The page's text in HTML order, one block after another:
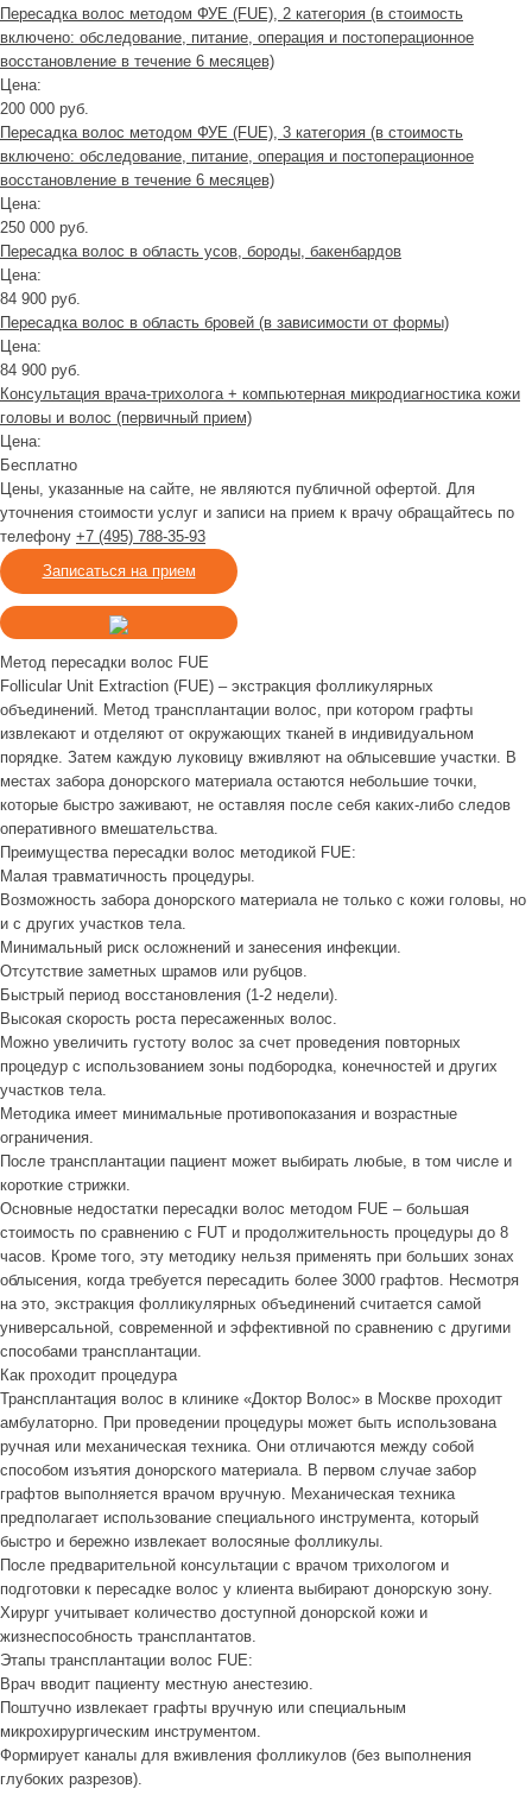
Пересадка волос методом ФУЕ (FUE), 2 категория (в стоимость
включено: обследование, питание, операция и постоперационное
восстановление в течение 6 месяцев)
Цена:
200 000 руб.
Пересадка волос методом ФУЕ (FUE), 3 категория (в стоимость
включено: обследование, питание, операция и постоперационное
восстановление в течение 6 месяцев)
Цена:
250 000 руб.
Пересадка волос в область усов, бороды, бакенбардов
Цена:
84 900 руб.
Пересадка волос в область бровей (в зависимости от формы)
Цена:
84 900 руб.
Консультация врача-трихолога + компьютерная микродиагностика кожи
головы и волос (первичный прием)
Цена:
Бесплатно
Цены, указанные на сайте, не являются публичной офертой. Для
уточнения стоимости услуг и записи на прием к врачу обращайтесь по
телефону +7 (495) 788-35-93
Записаться на прием
Метод пересадки волос FUE
Follicular Unit Extraction (FUE) – экстракция фолликулярных
объединений. Метод трансплантации волос, при котором графты
извлекают и отделяют от окружающих тканей в индивидуальном
порядке. Затем каждую луковицу вживляют на облысевшие участки. В
местах забора донорского материала остаются небольшие точки,
которые быстро заживают, не оставляя после себя каких-либо следов
оперативного вмешательства.
Преимущества пересадки волос методикой FUE:
Малая травматичность процедуры.
Возможность забора донорского материала не только с кожи головы, но
и с других участков тела.
Минимальный риск осложнений и занесения инфекции.
Отсутствие заметных шрамов или рубцов.
Быстрый период восстановления (1-2 недели).
Высокая скорость роста пересаженных волос.
Можно увеличить густоту волос за счет проведения повторных
процедур с использованием зоны подбородка, конечностей и других
участков тела.
Методика имеет минимальные противопоказания и возрастные
ограничения.
После трансплантации пациент может выбирать любые, в том числе и
короткие стрижки.
Основные недостатки пересадки волос методом FUE – большая
стоимость по сравнению с FUT и продолжительность процедуры до 8
часов. Кроме того, эту методику нельзя применять при больших зонах
облысения, когда требуется пересадить более 3000 графтов. Несмотря
на это, экстракция фолликулярных объединений считается самой
универсальной, современной и эффективной по сравнению с другими
способами трансплантации.
Как проходит процедура
Трансплантация волос в клинике «Доктор Волос» в Москве проходит
амбулаторно. При проведении процедуры может быть использована
ручная или механическая техника. Они отличаются между собой
способом изъятия донорского материала. В первом случае забор
графтов выполняется врачом вручную. Механическая техника
предполагает использование специального инструмента, который
быстро и бережно извлекает волосяные фолликулы.
После предварительной консультации с врачом трихологом и
подготовки к пересадке волос у клиента выбирают донорскую зону.
Хирург учитывает количество доступной донорской кожи и
жизнеспособность трансплантатов.
Этапы трансплантации волос FUE:
Врач вводит пациенту местную анестезию.
Поштучно извлекает графты вручную или специальным
микрохирургическим инструментом.
Формирует каналы для вживления фолликулов (без выполнения
глубоких разрезов).